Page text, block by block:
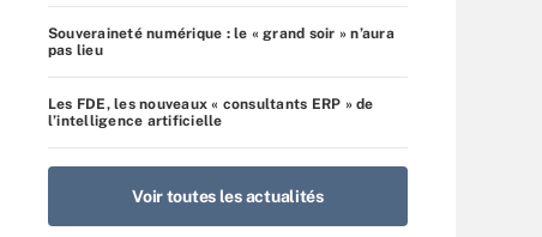
Souveraineté numérique : le « grand soir » n’aura
pas lieu
Les FDE, les nouveaux « consultants ERP » de
l’intelligence artificielle
Voir toutes les actualités